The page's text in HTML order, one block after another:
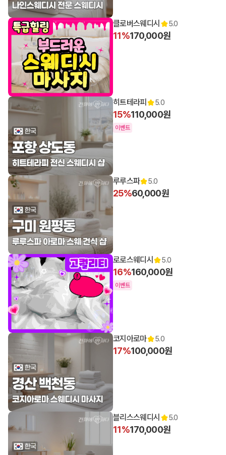
클로버스웨디시 5.0
11%170,000원
히트테라피 5.0
15%110,000원
이벤트
루루스파 5.0
25%60,000원
로로스웨디시 5.0
16%160,000원
이벤트
코지아로마 5.0
17%100,000원
블리스스웨디시 5.0
11%170,000원